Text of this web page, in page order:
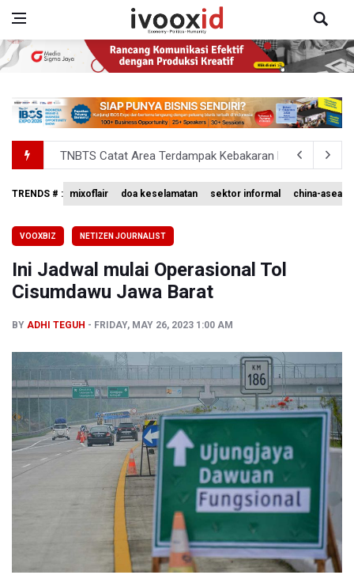
TNBTS Catat Area Terdampak Kebakaran Hutan dan
Basarnas Akhiri Operasi Penyisiran Korban KMP Mutiara
Gubernur Koster Beri Ruang Mengenalkan Arak Bali
Langkah Aldila Sutjiadi Terhenti di Babak 16 besar WTA
TRENDS # : mixoflair doa keselamatan sektor informal china-asean
VOOXBIZ NETIZEN JOURNALIST
Ini Jadwal mulai Operasional Tol
Cisumdawu Jawa Barat
BY ADHI TEGUH FRIDAY, MAY 26, 2023 1:00 AM